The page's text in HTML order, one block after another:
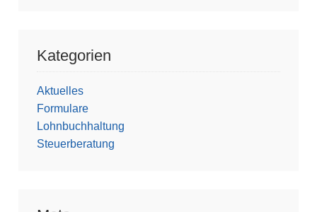
Kategorien
Aktuelles
Formulare
Lohnbuchhaltung
Steuerberatung